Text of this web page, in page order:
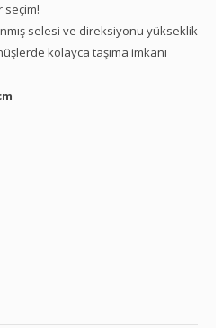
seçim!
selesi ve direksiyonu yükseklik
kolayca taşıma imkanı